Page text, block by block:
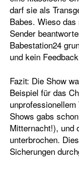
darf sie als
Babes. Wieso
Sender
Babestation24
und kein
Fazit: Die Show
Beispiel für das
Shows gabs
Mitternacht!), und
unterbrochen.
Sicherungen